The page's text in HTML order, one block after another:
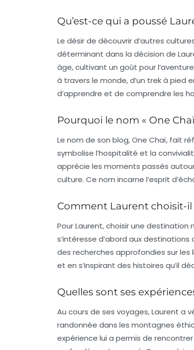
Qu’est-ce qui a poussé
Le désir de découvrir d’autres
déterminant dans la décision de
âge, cultivant un goût pour
à travers le monde, d’un trek à pied
d’apprendre et de comprendre les
Pourquoi le nom « One Chaï
Le nom de son blog, One Chaï, fait
symbolise l’hospitalité et la
apprécie les moments passés
culture. Ce nom incarne l’esprit
Comment Laurent choisit-il
Pour Laurent, choisir une
s’intéresse d’abord auxdestinations
des recherches approfondies sur
et en s’inspirant des histoires qu’il
Quelles sont ses
Au cours de ses voyages, Laurent a
randonnée dans les montagnes
expérience lui a permis de